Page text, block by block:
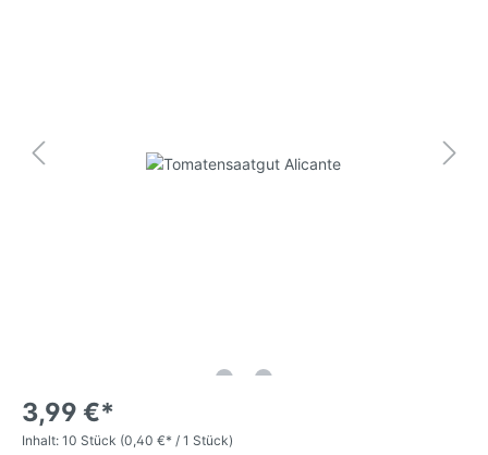
3,99 €*
Inhalt: 10 Stück (0,40 €* / 1 Stück)